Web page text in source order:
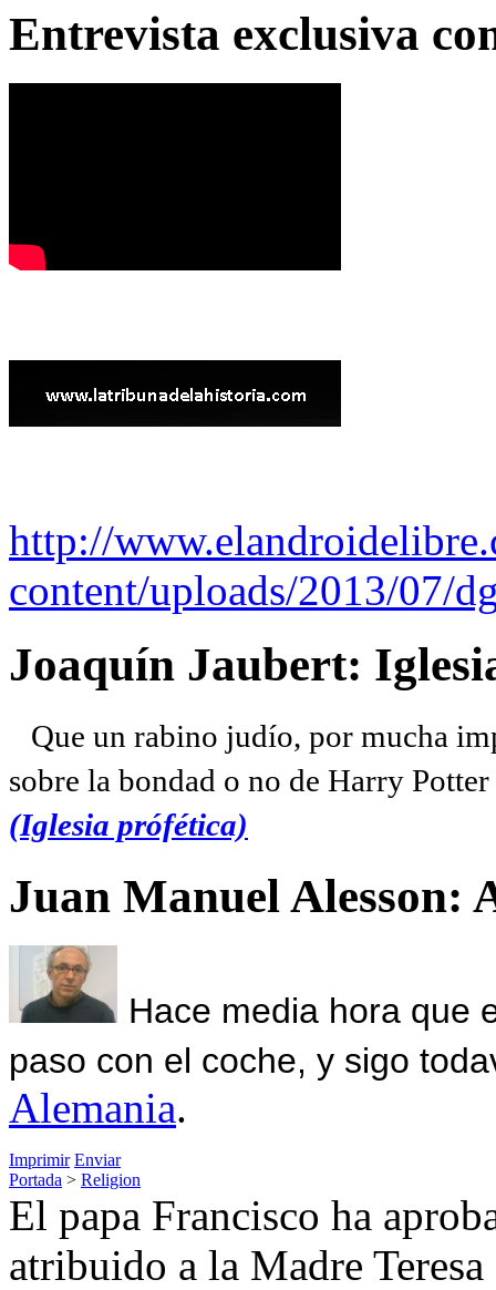
Entrevista exclusiva
http://
content/uploads/2013/07/
Joaquín Jaubert:
Que un rabino judío, por mucha
sobre la bondad o no de Harry
(Iglesia prófética)
Juan Manuel Alesson:
Hace media hora que
paso con el coche, y sigo
Alemania.
Imprimir Enviar
Portada > Religion
El papa Francisco ha
atribuido a la Madre